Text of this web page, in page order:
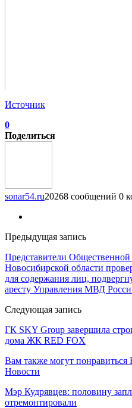
Источник
0
Поделиться
sonar54.ru20268 сообщений 0
Предыдущая запись
Представители
Новосибирской области
для содержания лиц,
аресту Управления МВД
Следующая запись
ГК SKY Group завершила
дома ЖК RED FOX
Вам также могут понравиться
Новости
Мэр Кудрявцев: половину
отремонтировали